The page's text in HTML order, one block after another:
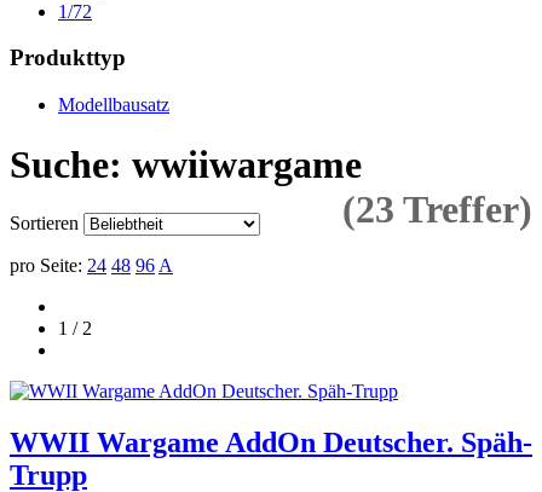
1/72
Produkttyp
Modellbausatz
Suche: wwiiwargame
(23 Treffer)
Sortieren
pro Seite: 24 48 96 A
1 / 2
WWII Wargame AddOn Deutscher. Späh-
Trupp